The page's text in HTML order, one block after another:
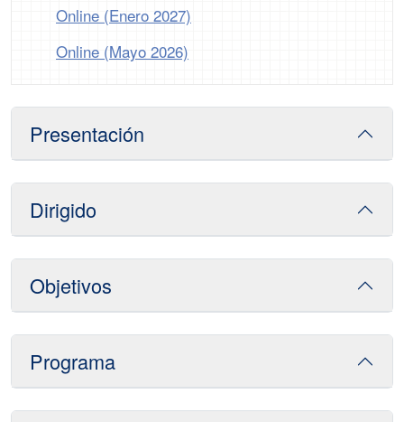
Online (Enero 2027)
Online (Mayo 2026)
Presentación
Dirigido
Objetivos
Programa